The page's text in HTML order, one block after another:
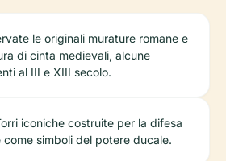
le originali murature romane e
di cinta medievali, alcune
al III e XIII secolo.
iconiche costruite per la difesa
come simboli del potere ducale.